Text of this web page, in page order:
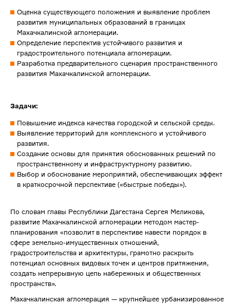
Оценка существующего положения и выявление проблем
развития муниципальных образований в границах
Махачкалинской агломерации.
Определение перспектив устойчивого развития и
градостроительного потенциала агломерации.
Разработка предварительного сценария пространственного
развития Махачкалинской агломерации.
Задачи:
Повышение индекса качества городской и сельской среды.
Выявление территорий для комплексного и устойчивого
развития.
Создание основы для принятия обоснованных решений по
пространственному и инфраструктурному развитию.
Выбор и обоснование мероприятий, обеспечивающих эффект
в краткосрочной перспективе («быстрые победы»).
По словам главы Республики Дагестана Сергея Меликова,
развитие Махачкалинской агломерации методом мастер-
планирования «позволит в перспективе навести порядок в
сфере земельно-имущественных отношений,
градостроительства и архитектуры, грамотно раскрыть
потенциал основных видовых точек и центров притяжения,
создать непрерывную цепь набережных и общественных
пространств».
Махачкалинская агломерация — крупнейшее урбанизированное